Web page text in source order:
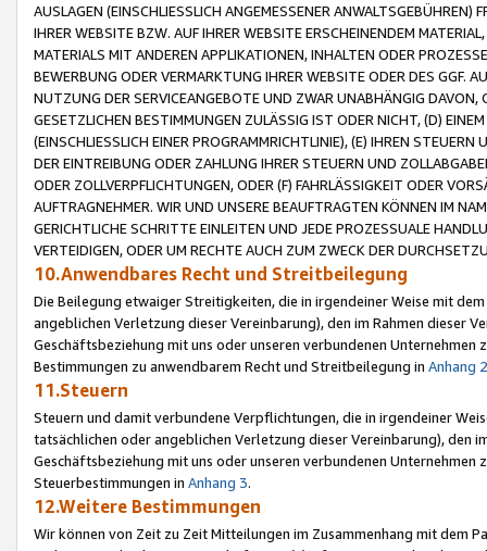
AUSLAGEN (EINSCHLIESSLICH ANGEMESSENER
IHRER WEBSITE BZW. AUF IHRER WEBSITE ERSCHEINENDEM
MATERIALS MIT ANDEREN APPLIKATIONEN, INHALTEN ODER
BEWERBUNG ODER VERMARKTUNG IHRER WEBSITE ODER DES GGF.
NUTZUNG DER SERVICEANGEBOTE UND ZWAR UNABHÄNGIG
GESETZLICHEN BESTIMMUNGEN ZULÄSSIG IST ODER NICHT, (D)
(EINSCHLIESSLICH EINER PROGRAMMRICHTLINIE), (E) IHREN
DER EINTREIBUNG ODER ZAHLUNG IHRER STEUERN UND
ODER ZOLLVERPFLICHTUNGEN, ODER (F) FAHRLÄSSIGKEIT ODER
AUFTRAGNEHMER. WIR UND UNSERE BEAUFTRAGTEN KÖNNEN IM
GERICHTLICHE SCHRITTE EINLEITEN UND JEDE PROZESSUALE
VERTEIDIGEN, ODER UM RECHTE AUCH ZUM ZWECK DER
10.Anwendbares Recht und Streitbeilegung
Die Beilegung etwaiger Streitigkeiten, die in irgendeiner Weise mit
angeblichen Verletzung dieser Vereinbarung), den im Rahmen dieser
Geschäftsbeziehung mit uns oder unseren verbundenen
Bestimmungen zu anwendbarem Recht und Streitbeilegung in Anhang 2
11.Steuern
Steuern und damit verbundene Verpflichtungen, die in irgendeiner
tatsächlichen oder angeblichen Verletzung dieser Vereinbarung), den
Geschäftsbeziehung mit uns oder unseren verbundenen
Steuerbestimmungen in Anhang 3.
12.Weitere Bestimmungen
Wir können von Zeit zu Zeit Mitteilungen im Zusammenhang mit dem